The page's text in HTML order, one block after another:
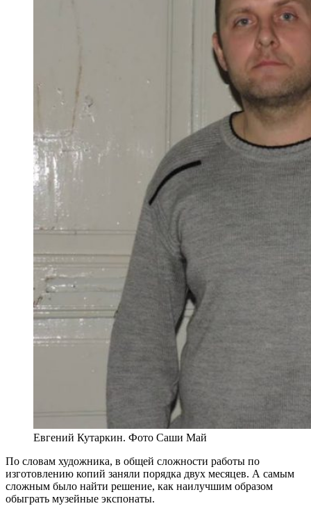
Евгений Кутаркин. Фото Саши Май
По словам художника, в общей сложности работы по
изготовлению копий заняли порядка двух месяцев. А самым
сложным было найти решение, как наилучшим образом
обыграть музейные экспонаты.